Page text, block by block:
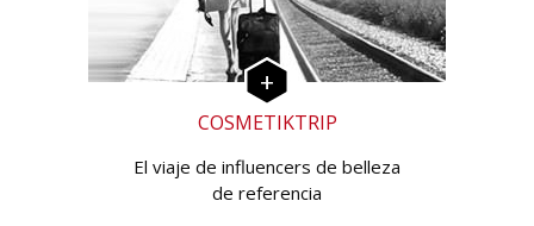
COSMETIKTRIP
El viaje de influencers de belleza
de referencia